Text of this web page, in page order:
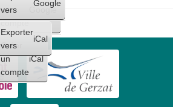
un
compte
Google
Créer
un
compte
iCal
vers
Google
Exporter
vers
iCal